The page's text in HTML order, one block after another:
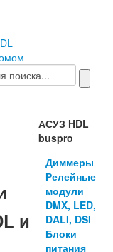
и
АСУЗ HDL
buspro
Диммеры
Релейные
модули
DMX, LED,
DALI, DSI
Блоки
питания